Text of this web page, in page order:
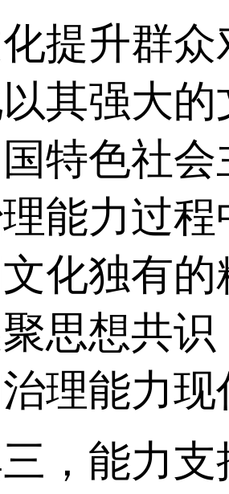
升群众
其强大
特色社
能力过
化独有
思想共
理能力
能力支